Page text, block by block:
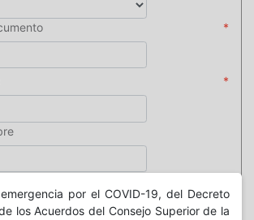
por el COVID-19, del Decreto
los Acuerdos del Consejo Superior de la